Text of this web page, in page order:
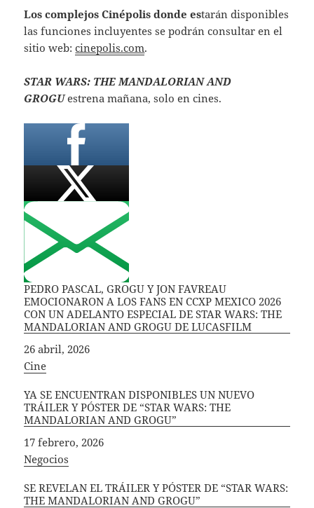
Los complejos Cinépolis donde estarán disponibles
las funciones incluyentes se podrán consultar en el
sitio web:cinepolis.com.
STAR WARS: THE MANDALORIAN AND
GROGUestrena mañana, solo en cines.
PEDRO PASCAL, GROGU Y JON FAVREAU
EMOCIONARON A LOS FANS EN CCXP MEXICO 2026
CON UN ADELANTO ESPECIAL DE STAR WARS: THE
MANDALORIAN AND GROGU DE LUCASFILM
Fecha
26 abril, 2026
In relation to
Cine
YA SE ENCUENTRAN DISPONIBLES UN NUEVO
TRÁILER Y PÓSTER DE “STAR WARS: THE
MANDALORIAN AND GROGU”
Fecha
17 febrero, 2026
In relation to
Negocios
SE REVELAN EL TRÁILER Y PÓSTER DE “STAR WARS:
THE MANDALORIAN AND GROGU”